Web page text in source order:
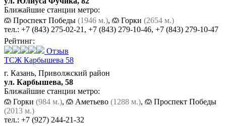
Ближайшие станции метро:
Проспект Победы (1946 м.), Горки (2654 м.)
тел.: +7 (843) 275-02-21 , +7 (843) 279-10-46, +7 (843) 279-10-47
Рейтинг:
Отзыв
ТСЖ Карбышева 58
г. Казань, Приволжский район
ул. Карбышева, 58
Ближайшие станции метро:
Горки (984 м.), Аметьево (1288 м.),
Проспект Победы
(2013 м.)
тел.: +7 (927) 244-21-32